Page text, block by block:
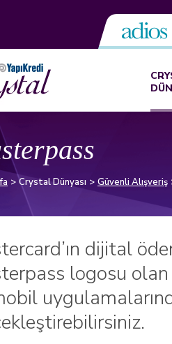
Crystal Dünyası Güvenli Alışveriş
dijital
logosu